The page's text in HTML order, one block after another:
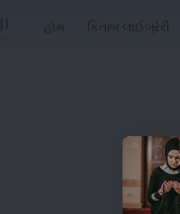
હોમ કિતાબ લાઈબ્રેરી